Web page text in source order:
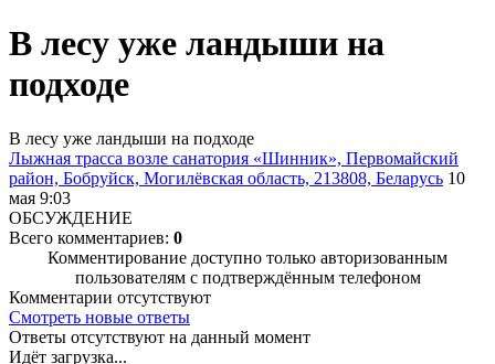
В лесу уже ландыши на
подходе
В лесу уже ландыши на подходе
Лыжная трасса возле санатория «Шинник», Первомайский
район, Бобруйск, Могилёвская область, 213808, Беларусь 10
мая 9:03
ОБСУЖДЕНИЕ
Всего комментариев: 0
Комментирование доступно только авторизованным
пользователям с подтверждённым телефоном
Комментарии отсутствуют
Смотреть новые ответы
Ответы отсутствуют на данный момент
Идёт загрузка...